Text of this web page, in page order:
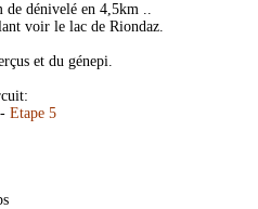
de dénivelé en 4,5km ..
voir le lac de Riondaz.
et du génepi.
Etape 5